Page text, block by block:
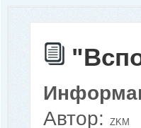
Автор:
ZKM